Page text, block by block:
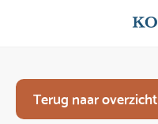
Terug naar overzicht